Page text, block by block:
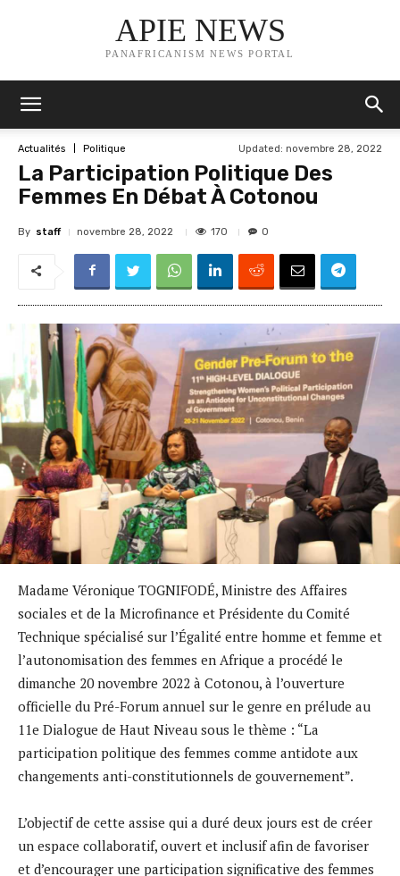
APIE NEWS
PANAFRICANISM NEWS PORTAL
Actualités Politique Updated: novembre 28, 2022
La Participation Politique Des
Femmes En Débat À Cotonou
By staff novembre 28, 2022 170 0
Madame Véronique TOGNIFODÉ, Ministre des Affaires
sociales et de la Microfinance et Présidente du Comité
Technique spécialisé sur l’Égalité entre homme et femme et
l’autonomisation des femmes en Afrique a procédé le
dimanche 20 novembre 2022 à Cotonou, à l’ouverture
officielle du Pré-Forum annuel sur le genre en prélude au
11e Dialogue de Haut Niveau sous le thème : “La
participation politique des femmes comme antidote aux
changements anti-constitutionnels de gouvernement”.
L’objectif de cette assise qui a duré deux jours est de créer
un espace collaboratif, ouvert et inclusif afin de favoriser
et d’encourager une participation significative des femmes